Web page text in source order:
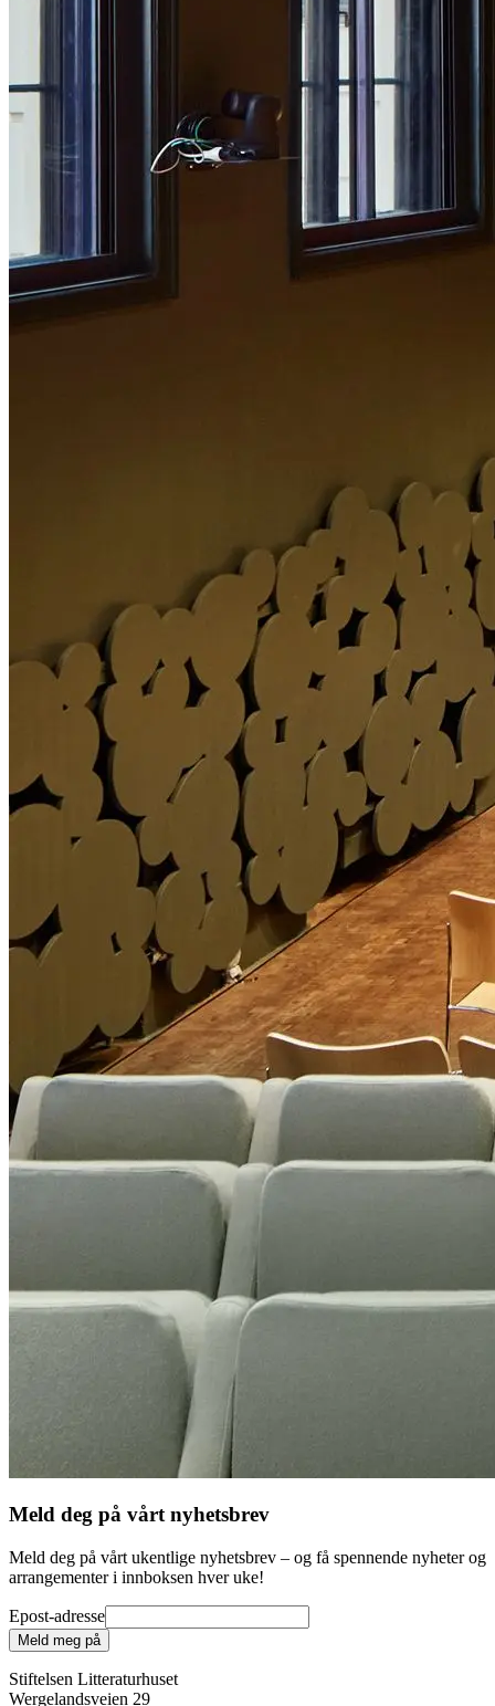
Meld deg på vårt nyhetsbrev
Meld deg på vårt ukentlige nyhetsbrev – og få spennende nyheter og
arrangementer i innboksen hver uke!
Epost-adresse
Meld meg på
Stiftelsen Litteraturhuset
Wergelandsveien 29